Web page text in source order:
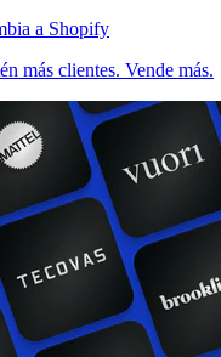
a Shopify
más clientes. Vende más.